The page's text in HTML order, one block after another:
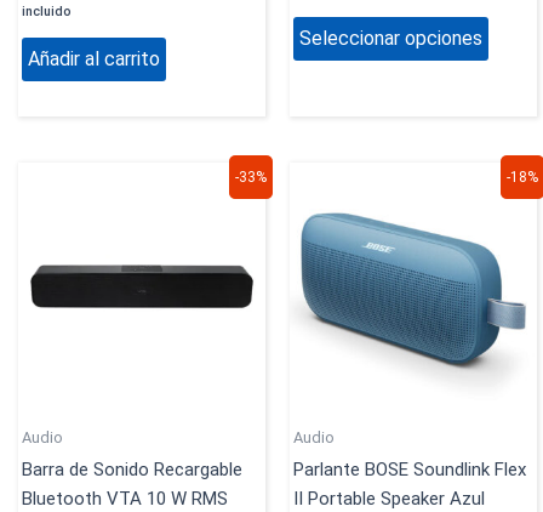
incluido
Añadir al carrito
Seleccionar opciones
-33%
Audio
Barra de Sonido Recargable
Bluetooth VTA 10 W RMS
-18%
Audio
Parlante BOSE Soundlink Flex
II Portable Speaker Azul
era:
$899.900.
es:
$739.900.